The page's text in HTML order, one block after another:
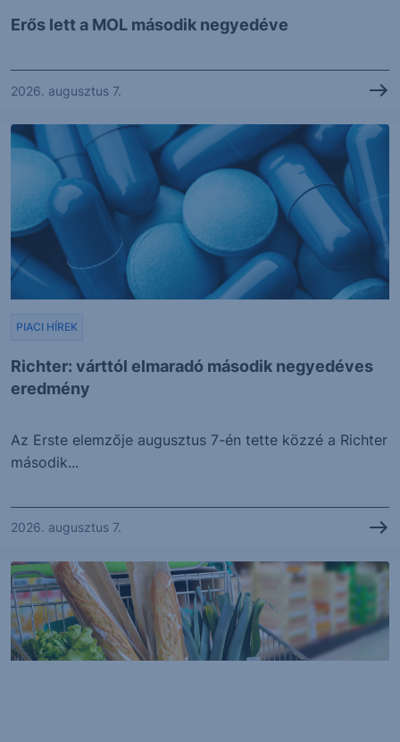
Erős lett a MOL második negyedéve
2026. augusztus 7.
Richter: várttól elmaradó második negyedéves
eredmény
PIACI HÍREK
Az Erste elemzője augusztus 7-én tette közzé a Richter
második...
2026. augusztus 7.